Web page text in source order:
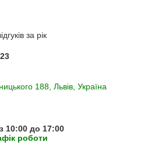
за рік
188, Львів, Україна
10:00 до 17:00
роботи